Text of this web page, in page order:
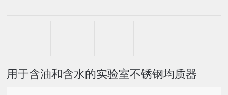
用于含油和含水的实验室不锈钢均质器